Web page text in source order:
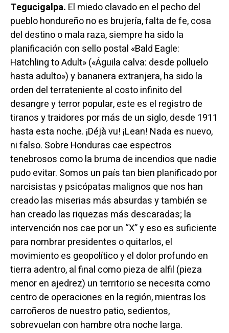
Tegucigalpa. El miedo clavado en el pecho del
pueblo hondureño no es brujería, falta de fe, cosa
del destino o mala raza, siempre ha sido la
planificación con sello postal «Bald Eagle:
Hatchling to Adult» («Águila calva: desde polluelo
hasta adulto») y bananera extranjera, ha sido la
orden del terrateniente al costo infinito del
desangre y terror popular, este es el registro de
tiranos y traidores por más de un siglo, desde 1911
hasta esta noche. ¡Déjà vu! ¡Lean! Nada es nuevo,
ni falso. Sobre Honduras cae espectros
tenebrosos como la bruma de incendios que nadie
pudo evitar. Somos un país tan bien planificado por
narcisistas y psicópatas malignos que nos han
creado las miserias más absurdas y también se
han creado las riquezas más descaradas; la
intervención nos cae por un “X” y eso es suficiente
para nombrar presidentes o quitarlos, el
movimiento es geopolítico y el dolor profundo en
tierra adentro, al final como pieza de alfil (pieza
menor en ajedrez) un territorio se necesita como
centro de operaciones en la región, mientras los
carroñeros de nuestro patio, sedientos,
sobrevuelan con hambre otra noche larga.